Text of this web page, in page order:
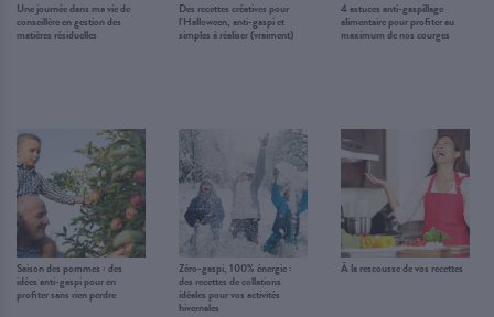
Une journée dans ma vie de
conseillère en gestion des
matières résiduelles
Des recettes créatives pour
l’Halloween, anti-gaspi et
simples à réaliser (vraiment)
4 astuces anti-gaspillage
alimentaire pour profiter au
maximum de nos courges
Saison des pommes : des
idées anti-gaspi pour en
profiter sans rien perdre
Zéro-gaspi, 100% énergie :
des recettes de collations
idéales pour vos activités
hivernales
À la rescousse de vos recettes